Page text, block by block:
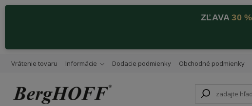
ZĽAVA30 %
Vrátenie tovaru Informácie Dodacie podmienky Obchodné podmienky